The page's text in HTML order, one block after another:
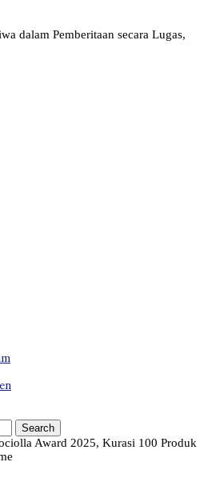
dalam Pemberitaan secara Lugas,
Award 2025, Kurasi 100 Produk